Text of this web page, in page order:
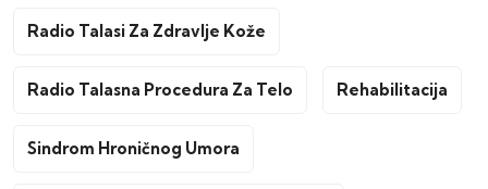
Radio Talasi Za Zdravlje Kože
Radio Talasna Procedura Za Telo Rehabilitacija
Sindrom Hroničnog Umora